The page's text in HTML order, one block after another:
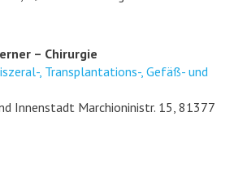
– Chirurgie
, Transplantations-, Gefäß- und
Innenstadt Marchioninistr. 15, 81377